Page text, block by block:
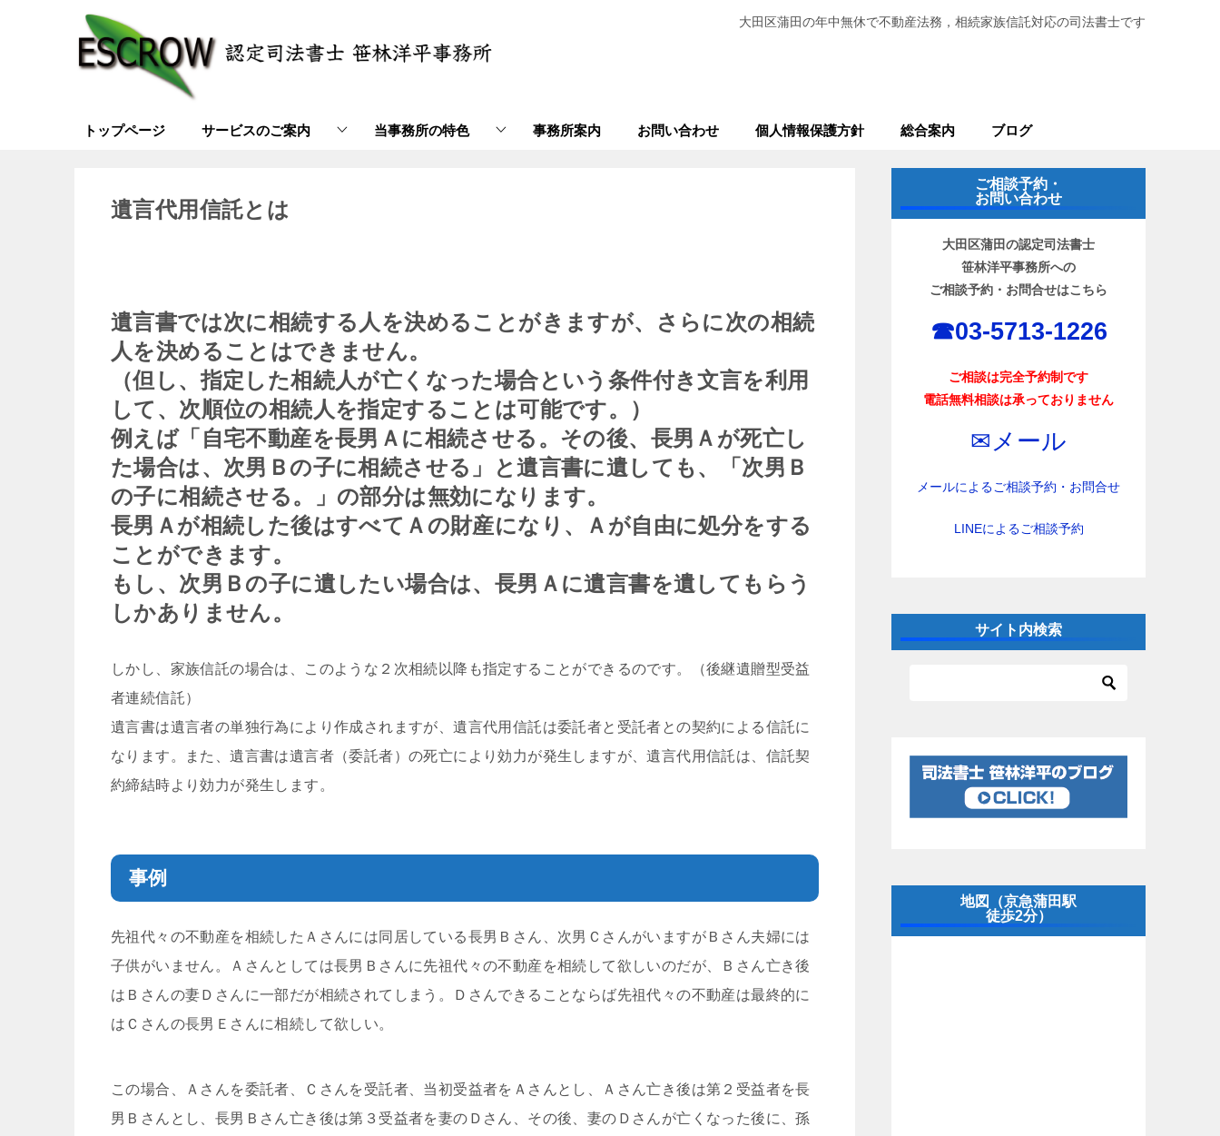
大田区蒲田の年中無休で不動産法務，相続家族信託対応の司法書士です
トップページ サービスのご案内 当事務所の特色 事務所案内 お問い合わせ 個人情報保護方針 総合案内 ブログ
遺言代用信託とは
遺言書では次に相続する人を決めることがきますが、さらに次の相続
人を決めることはできません。
（但し、指定した相続人が亡くなった場合という条件付き文言を利用
して、次順位の相続人を指定することは可能です。）
例えば「自宅不動産を長男Ａに相続させる。その後、長男Ａが死亡し
た場合は、次男Ｂの子に相続させる」と遺言書に遺しても、「次男Ｂ
の子に相続させる。」の部分は無効になります。
長男Ａが相続した後はすべてＡの財産になり、Ａが自由に処分をする
ことができます。
もし、次男Ｂの子に遺したい場合は、長男Ａに遺言書を遺してもらう
しかありません。
しかし、家族信託の場合は、このような２次相続以降も指定することができるのです。（後継遺贈型受益
者連続信託）
遺言書は遺言者の単独行為により作成されますが、遺言代用信託は委託者と受託者との契約による信託に
なります。また、遺言書は遺言者（委託者）の死亡により効力が発生しますが、遺言代用信託は、信託契
約締結時より効力が発生します。
事例
先祖代々の不動産を相続したＡさんには同居している長男Ｂさん、次男ＣさんがいますがＢさん夫婦には
子供がいません。Ａさんとしては長男Ｂさんに先祖代々の不動産を相続して欲しいのだが、Ｂさん亡き後
はＢさんの妻Ｄさんに一部だが相続されてしまう。Ｄさんできることならば先祖代々の不動産は最終的に
はＣさんの長男Ｅさんに相続して欲しい。
この場合、Ａさんを委託者、Ｃさんを受託者、当初受益者をＡさんとし、Ａさん亡き後は第２受益者を長
男Ｂさんとし、長男Ｂさん亡き後は第３受益者を妻のＤさん、その後、妻のＤさんが亡くなった後に、孫
ご相談予約・
お問い合わせ
大田区蒲田の認定司法書士
笹林洋平事務所への
ご相談予約・お問合せはこちら
☎︎03-5713-1226
ご相談は完全予約制です
電話無料相談は承っておりません
✉︎メール
メールによるご相談予約・お問合せ
LINEによるご相談予約
サイト内検索
地図（京急蒲田駅
徒歩2分）